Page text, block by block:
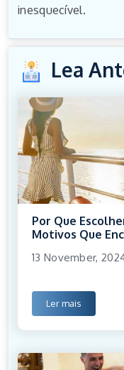
inesquecível.
Lea
Por Que
Motivos Que
13 November,
Ler mais